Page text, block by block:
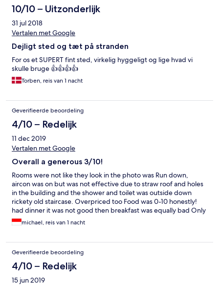
10/10 – Uitzonderlijk
31 jul 2018
Vertalen met Google
Dejligt sted og tæt på stranden
For os et SUPERT fint sted, virkelig hyggeligt og lige hvad vi
skulle bruge 👍👍👍👍
Torben, reis van 1 nacht
Geverifieerde beoordeling
4/10 – Redelijk
11 dec 2019
Vertalen met Google
Overall a generous 3/10!
Rooms were not like they look in the photo was Run down,
aircon was on but was not effective due to straw roof and holes
in the building and the shower and toilet was outside down
rickety old staircase. Overpriced too Food was 0-10 honestly!
had dinner it was not good then breakfast was equally bad Only
good Parts was it was on the beach and the Hai beachclub
restaurant just along the beach has a magnificent resturant.
michael, reis van 1 nacht
Geverifieerde beoordeling
4/10 – Redelijk
15 jun 2019